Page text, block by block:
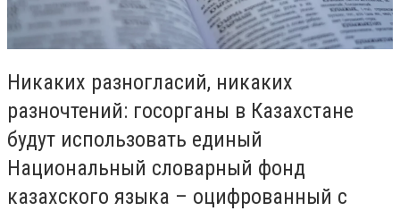
Никаких разногласий, никаких
разночтений: госорганы в Казахстане
будут использовать единый
Национальный словарный фонд
казахского языка – оцифрованный с